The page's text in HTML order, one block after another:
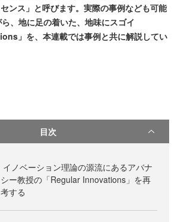
ンス」と呼びます。実際の事例なども可能
、地に足の着いた、地味にスゴイ
」を、本連載では事例と共に解説してい
目次
イノベーション理論の源流にあるアバナ
シー教授の「Regular Innovations」を再
考する